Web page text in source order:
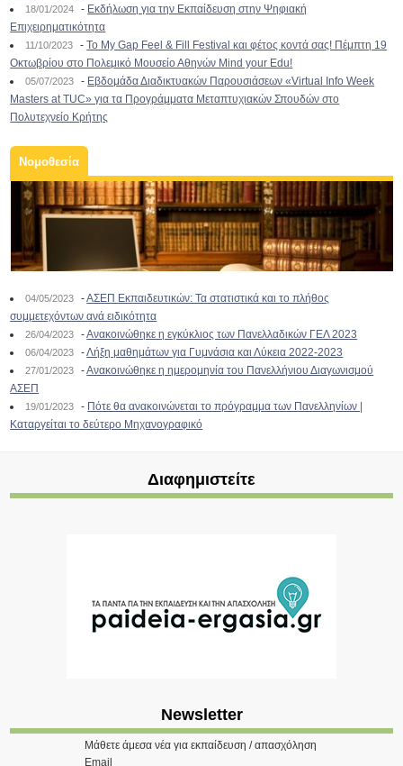
18/01/2024 - Εκδήλωση για την Εκπαίδευση στην Ψηφιακή
Επιχειρηματικότητα
11/10/2023 -To My Gap Feel & Fill Festival και φέτος κοντά σας! Πέμπτη 19
Οκτωβρίου στο Πολεμικό Μουσείο Αθηνών Mind your Edu!
05/07/2023 - Εβδομάδα Διαδικτυακών Παρουσιάσεων «Virtual Info Week
Masters at TUC» για τα Προγράμματα Μεταπτυχιακών Σπουδών στο
Πολυτεχνείο Κρήτης
Νομοθεσία
04/05/2023 -ΑΣΕΠ Εκπαιδευτικών: Τα στατιστικά και το πλήθος
συμμετεχόντων ανά ειδικότητα
26/04/2023 -Ανακοινώθηκε η εγκύκλιος των Πανελλαδικών ΓΕΛ 2023
06/04/2023 -Λήξη μαθημάτων για Γυμνάσια και Λύκεια 2022-2023
27/01/2023 -Ανακοινώθηκε η ημερομηνία του Πανελλήνιου Διαγωνισμού
ΑΣΕΠ
19/01/2023 - Πότε θα ανακοινώνεται το πρόγραμμα των Πανελληνίων |
Καταργείται το δεύτερο Μηχανογραφικό
Διαφημιστείτε
Newsletter
Μάθετε άμεσα νέα για εκπαίδευση / απασχόληση
Email